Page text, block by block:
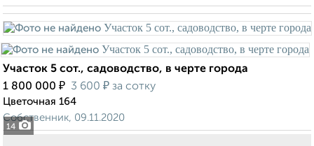
14
Участок 5 сот., садоводство, в черте города
1 800 000 ₽ 3 600 ₽ за сотку
Цветочная 164
Собственник, 09.11.2020